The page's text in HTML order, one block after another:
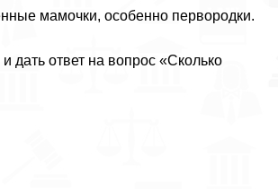
мамочки, особенно первородки.
ответ на вопрос «Сколько